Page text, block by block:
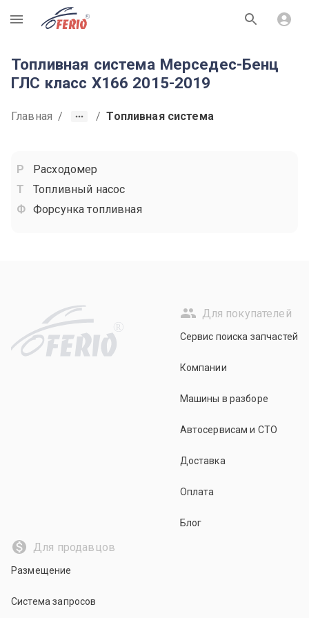
R
Топливная система Мерседес-Бенц
ГЛС класс X166 2015-2019
Главная / / Топливная система
Расходомер
Топливный насос
Форсунка топливная
R
Для покупателей
Сервис поиска запчастей
Компании
Машины в разборе
Автосервисам и СТО
Доставка
Оплата
Блог
Для продавцов
Размещение
Система запросов